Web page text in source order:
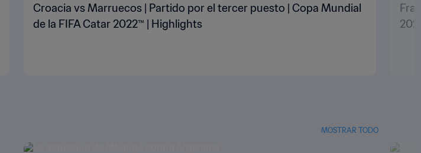
Croacia vs Marruecos | Partido por el tercer puesto | Copa Mundial
de la FIFA Catar 2022™ | Highlights
MOSTRAR TODO